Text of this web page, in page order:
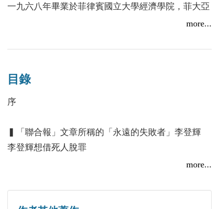
一九六八年畢業於菲律賓國立大學經濟學院，菲大亞
洲中心碩士班研究生，一九八二年於美國哈佛大學商
早年曾任菲律賓國立大學文理學院講師；後獲邀參加
董事之職；七十年代末轉職金融界，在菲律賓、汶萊
及香港之銀行和金融機構服務廿餘年，並在中國大陸
公司總裁及另一家上市公司董事兼執行委員會主席職
務，同時兼任一家五星級酒店總裁，並獲選為菲律賓
擔任菲大學生領袖協商會成員；一九七○年獲僑聯總
會遴選為「海外優秀青年」；曾任菲華歷史學會會
more...
目錄
序
▍「聯合報」文章所稱的「永遠的失敗者」李登輝
李登輝想借死人脫罪
李登輝是「永遠的失敗者」
more...